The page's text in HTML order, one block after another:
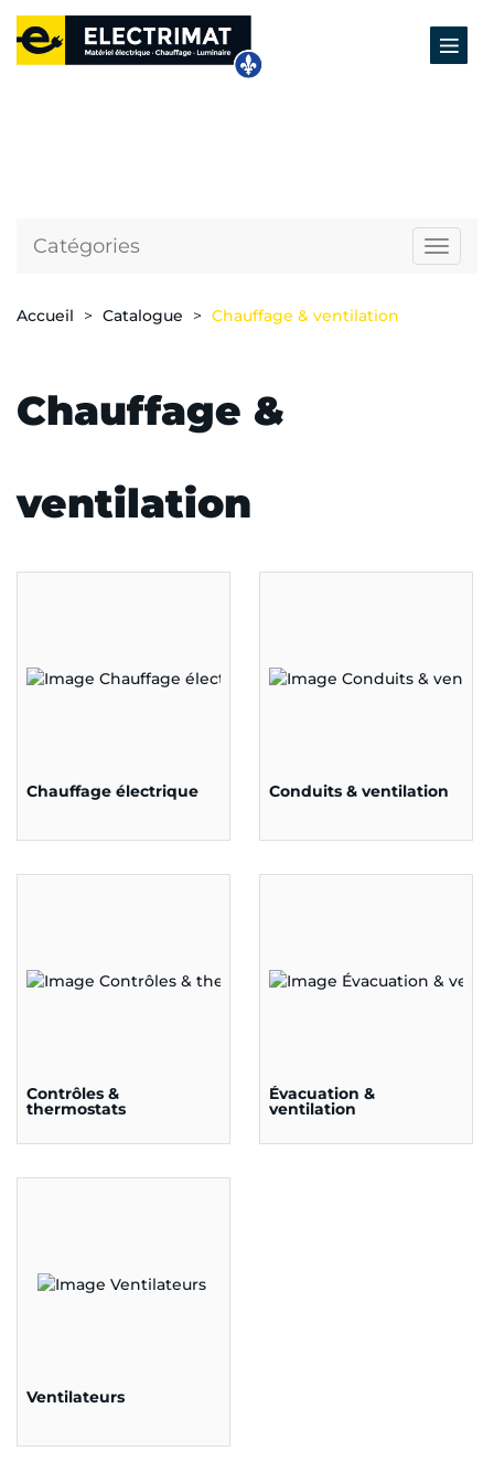
Catégories
Accueil Catalogue Chauffage & ventilation
Chauffage &
ventilation
Chauffage électrique Conduits & ventilation
Contrôles &
thermostats
Évacuation &
ventilation
Ventilateurs